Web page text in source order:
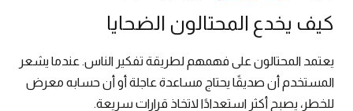
كيف يخدع المحتالون الضحايا
يعتمد المحتالون على فهمهم لطريقة تفكير الناس. عندما يشعر
المستخدم أن صديقًا يحتاج مساعدة عاجلة أو أن حسابه معرض
للخطر، يصبح أكثر استعدادًا لاتخاذ قرارات سريعة.